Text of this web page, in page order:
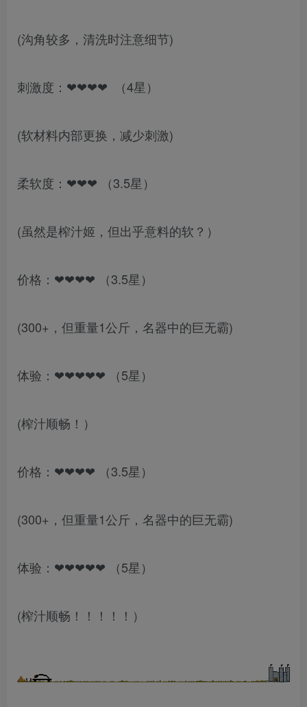
(沟角较多，清洗时注意细节)
刺激度：❤❤❤❤ （4星）
(软材料内部更换，减少刺激)
柔软度：❤❤❤ （3.5星）
(虽然是榨汁姬，但出乎意料的软？）
价格：❤❤❤❤ （3.5星）
(300+，但重量1公斤，名器中的巨无霸)
体验：❤❤❤❤❤ （5星）
(榨汁顺畅！）
价格：❤❤❤❤ （3.5星）
(300+，但重量1公斤，名器中的巨无霸)
体验：❤❤❤❤❤ （5星）
(榨汁顺畅！！！！！）